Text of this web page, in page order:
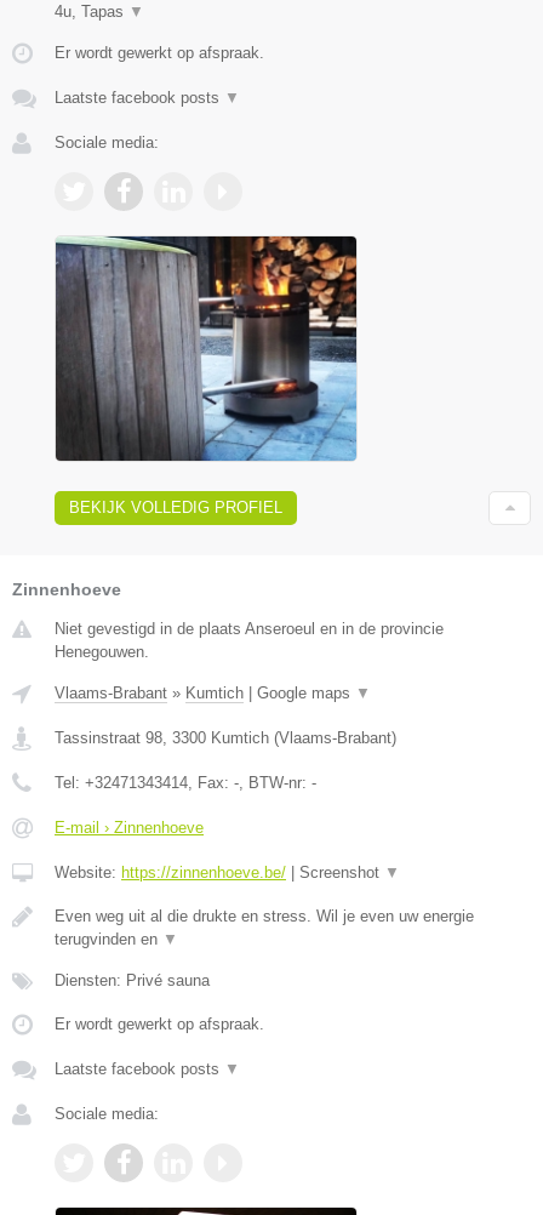
4u, Tapas ▼
Er wordt gewerkt op afspraak.
Laatste facebook posts ▼
Sociale media:
BEKIJK VOLLEDIG PROFIEL
Zinnenhoeve
Niet gevestigd in de plaats Anseroeul en in de provincie
Henegouwen.
Vlaams-Brabant » Kumtich Google maps ▼
Tassinstraat 98, 3300 Kumtich (Vlaams-Brabant)
Tel: +32471343414, Fax: -, BTW-nr: -
E-mail › Zinnenhoeve
Website: https://zinnenhoeve.be/ Screenshot ▼
Even weg uit al die drukte en stress. Wil je even uw energie
terugvinden en ▼
Diensten: Privé sauna
Er wordt gewerkt op afspraak.
Laatste facebook posts ▼
Sociale media: